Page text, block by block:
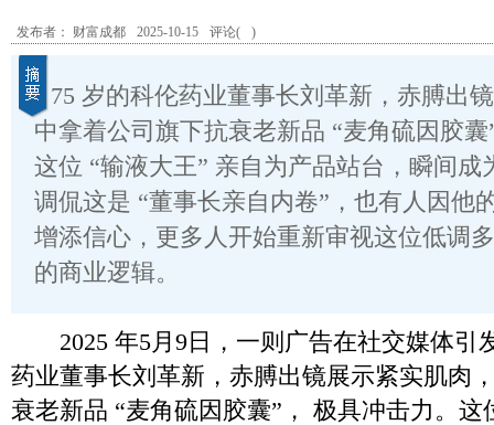
发布者： 财富成都 2025-10-15 评论( )
75 岁的科伦药业董事长刘革新，赤膊出
中拿着公司旗下抗衰老新品 “麦角硫因胶
这位 “输液大王” 亲自为产品站台，瞬间成
调侃这是 “董事长亲自内卷”，也有人因他
增添信心，更多人开始重新审视这位低调
的商业逻辑。
2025 年5月9日，一则广告在社交媒体引
药业董事长刘革新，赤膊出镜展示紧实肌肉
衰老新品 “麦角硫因胶囊”， 极具冲击力。这